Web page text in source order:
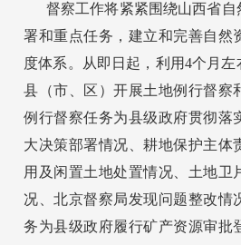
督察工作将紧紧围绕山西省自
署和重点任务，建立和完善自然
度体系。从即日起，利用4个月
县（市、区）开展土地例行督察
例行督察任务为县级政府贯彻落
大决策部署情况、耕地保护主体
用及闲置土地处置情况、土地卫
况、北京督察局发现问题整改情
务为县级政府履行矿产资源审批